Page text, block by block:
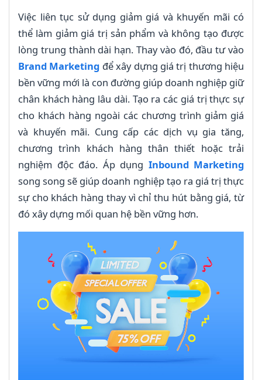
Việc liên tục sử dụng giảm giá và khuyến mãi có
thể làm giảm giá trị sản phẩm và không tạo được
lòng trung thành dài hạn. Thay vào đó, đầu tư vào
Brand Marketing để xây dựng giá trị thương hiệu
bền vững mới là con đường giúp doanh nghiệp giữ
chân khách hàng lâu dài. Tạo ra các giá trị thực sự
cho khách hàng ngoài các chương trình giảm giá
và khuyến mãi. Cung cấp các dịch vụ gia tăng,
chương trình khách hàng thân thiết hoặc trải
nghiệm độc đáo. Áp dụng Inbound Marketing
song song sẽ giúp doanh nghiệp tạo ra giá trị thực
sự cho khách hàng thay vì chỉ thu hút bằng giá, từ
đó xây dựng mối quan hệ bền vững hơn.